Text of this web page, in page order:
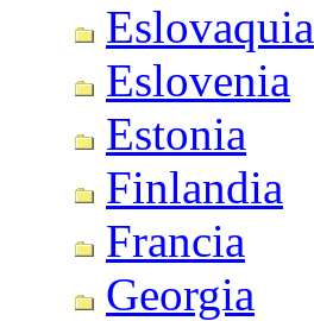
Eslovaquia
Eslovenia
Estonia
Finlandia
Francia
Georgia